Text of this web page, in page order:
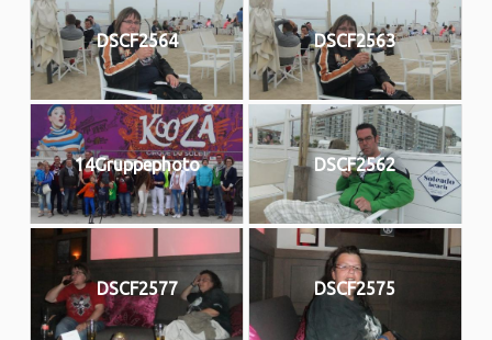
DSCF2564 DSCF2563
14Gruppephoto DSCF2562
DSCF2577 DSCF2575